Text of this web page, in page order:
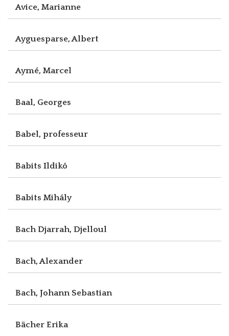
Avice, Marianne
Ayguesparse, Albert
Aymé, Marcel
Baal, Georges
Babel, professeur
Babits Ildikó
Babits Mihály
Bach Djarrah, Djelloul
Bach, Alexander
Bach, Johann Sebastian
Bächer Erika